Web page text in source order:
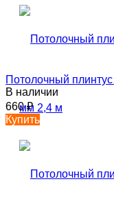
Потолочный
В наличии
660₽
Купить